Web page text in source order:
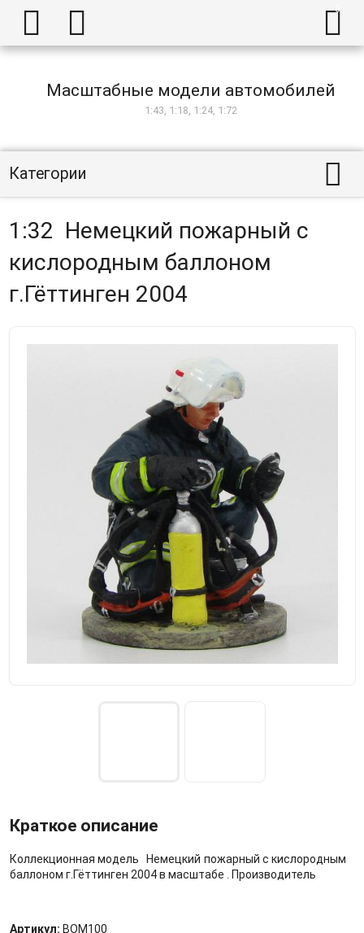
  
Масштабные модели автомобилей
1:43, 1:18, 1:24, 1:72
Категории 
1:32 Немецкий пожарный с
кислородным баллоном
г.Гёттинген 2004
Краткое описание
Коллекционная модель Немецкий пожарный с кислородным
баллоном г.Гёттинген 2004 в масштабе . Производитель
Артикул: BOM100